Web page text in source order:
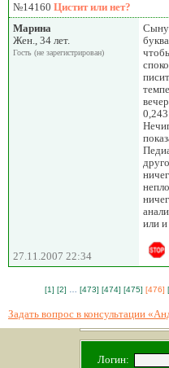
№14160 Цистит или нет?
Марина
Жен., 34 лет.
Гость (не зарегистрирован)
Сыну
или и
27.11.2007 22:34
[1] [2] [473] [474] [475] [476]
Задать вопрос в консультации
Логин: